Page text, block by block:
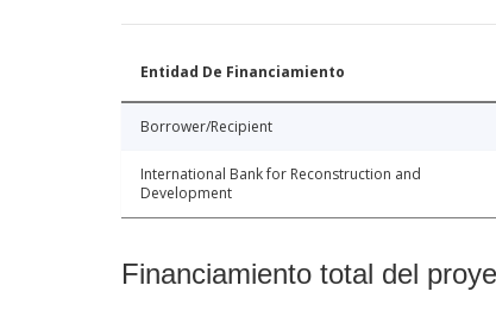
Entidad De Financiamiento
Borrower/Recipient
International Bank for Reconstruction and
Development
Financiamiento total del